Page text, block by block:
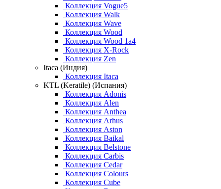
Коллекция Vogue5
Коллекция Walk
Коллекция Wave
Коллекция Wood
Коллекция Wood 1a4
Коллекция X-Rock
Коллекция Zen
Itaca (Индия)
Коллекция Itaca
KTL (Keratile) (Испания)
Коллекция Adonis
Коллекция Alen
Коллекция Anthea
Коллекция Arhus
Коллекция Aston
Коллекция Baikal
Коллекция Belstone
Коллекция Carbis
Коллекция Cedar
Коллекция Colours
Коллекция Cube